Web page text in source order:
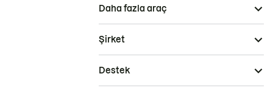
Daha fazla araç
Şirket
Destek